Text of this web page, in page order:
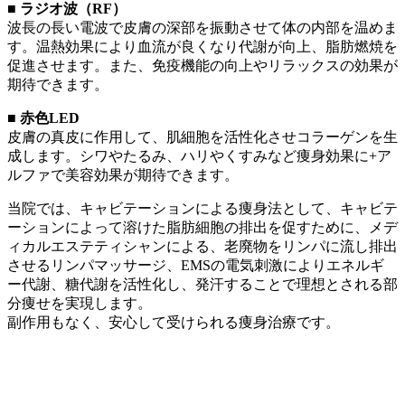
■ ラジオ波（RF）
波長の長い電波で皮膚の深部を振動させて体の内部を温めま
す。温熱効果により血流が良くなり代謝が向上、脂肪燃焼を
促進させます。また、免疫機能の向上やリラックスの効果が
期待できます。
■ 赤色LED
皮膚の真皮に作用して、肌細胞を活性化させコラーゲンを生
成します。シワやたるみ、ハリやくすみなど痩身効果に+ア
ルファで美容効果が期待できます。
当院では、キャビテーションによる痩身法として、キャビテ
ーションによって溶けた脂肪細胞の排出を促すために、メデ
ィカルエステティシャンによる、老廃物をリンパに流し排出
させるリンパマッサージ、EMSの電気刺激によりエネルギ
ー代謝、糖代謝を活性化し、発汗することで理想とされる部
分痩せを実現します。
副作用もなく、安心して受けられる痩身治療です。